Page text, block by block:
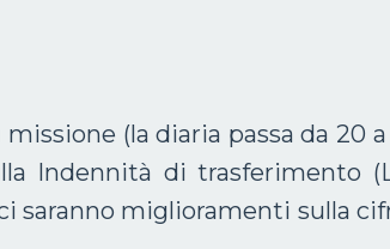
(la diaria passa da 20
Indennità di trasferimento
saranno miglioramenti sulla